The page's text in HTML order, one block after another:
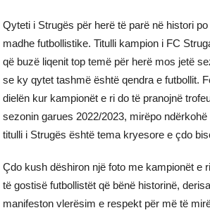
Qyteti i Strugës për herë të parë në histori
madhe futbollistike. Titulli kampion i FC
që buzë liqenit top temë për herë mos jetë
se ky qytet tashmë është qendra e futbollit.
dielën kur kampionët e ri do të pranojnë
sezonin garues 2022/2023, mirëpo ndërkohë
titulli i Strugës është tema kryesore e çdo
Çdo kush dëshiron një foto me kampionët e
të gostisë futbollistët që bënë historinë,
manifeston vlerësim e respekt për më të